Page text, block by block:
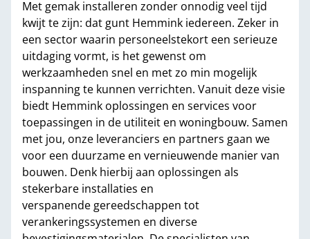
Met gemak installeren zonder onnodig veel tijd
kwijt te zijn: dat gunt Hemmink iedereen. Zeker in
een sector waarin personeelstekort een serieuze
uitdaging vormt, is het gewenst om
werkzaamheden snel en met zo min mogelijk
inspanning te kunnen verrichten. Vanuit deze visie
biedt Hemmink oplossingen en services voor
toepassingen in de utiliteit en woningbouw. Samen
met jou, onze leveranciers en partners gaan we
voor een duurzame en vernieuwende manier van
bouwen. Denk hierbij aan oplossingen als
stekerbare installaties en
verspanende gereedschappen tot
verankeringssystemen en diverse